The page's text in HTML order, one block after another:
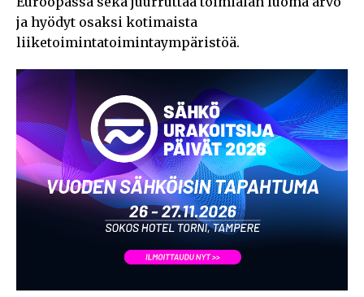
ja hyödyt osaksi kotimaista
liiketoimintatoimintaympäristöä.